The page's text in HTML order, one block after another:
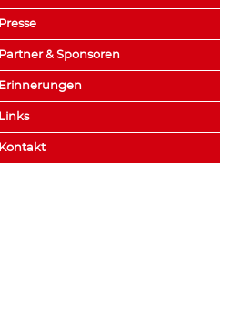
Presse
Partner & Sponsoren
Erinnerungen
Links
Kontakt